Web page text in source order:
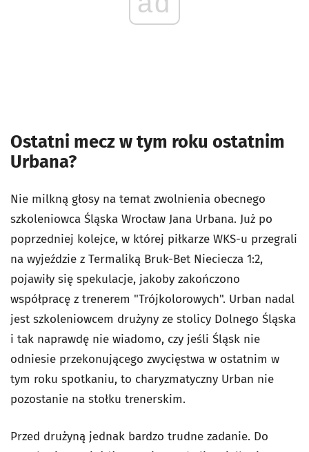
Ostatni mecz w tym roku ostatnim
Urbana?
Nie milkną głosy na temat zwolnienia obecnego
szkoleniowca Śląska Wrocław Jana Urbana. Już po
poprzedniej kolejce, w której piłkarze WKS-u przegrali
na wyjeździe z Termaliką Bruk-Bet Nieciecza 1:2,
pojawiły się spekulacje, jakoby zakończono
współpracę z trenerem "Trójkolorowych". Urban nadal
jest szkoleniowcem drużyny ze stolicy Dolnego Śląska
i tak naprawdę nie wiadomo, czy jeśli Śląsk nie
odniesie przekonującego zwycięstwa w ostatnim w
tym roku spotkaniu, to charyzmatyczny Urban nie
pozostanie na stołku trenerskim.
Przed drużyną jednak bardzo trudne zadanie. Do